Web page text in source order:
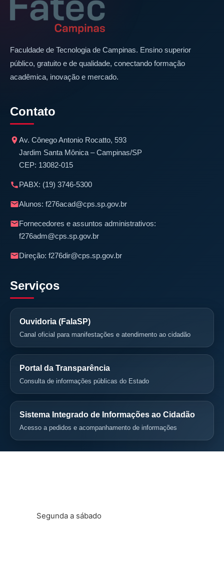
Faculdade de Tecnologia de Campinas. Ensino superior
público, gratuito e de qualidade, conectando formação
acadêmica, inovação e mercado.
Contato
Av. Cônego Antonio Rocatto, 593
Jardim Santa Mônica – Campinas/SP
CEP: 13082-015
PABX: (19) 3746-5300
Alunos: f276acad@cps.sp.gov.br
Fornecedores e assuntos administrativos:
f276adm@cps.sp.gov.br
Direção: f276dir@cps.sp.gov.br
Serviços
Ouvidoria (FalaSP)
Canal oficial para manifestações e atendimento ao cidadão
Portal da Transparência
Consulta de informações públicas do Estado
Sistema Integrado de Informações ao Cidadão
Acesso a pedidos e acompanhamento de informações
Segunda a sábado